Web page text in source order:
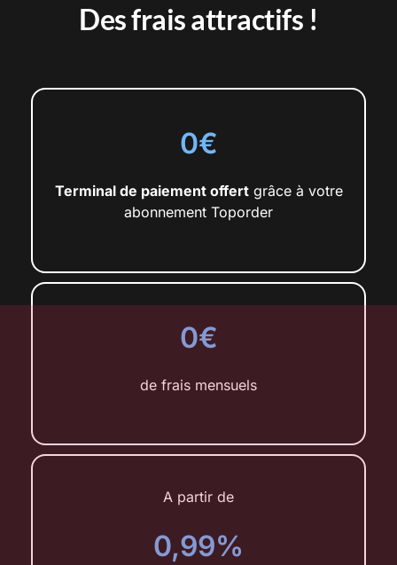
Des frais attractifs !
0€
Terminal de paiement offertgrâce à votre
abonnement Toporder
0€
de frais mensuels
A partir de
0,99%